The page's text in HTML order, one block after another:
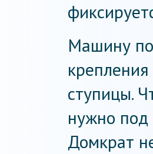
Машину
ступицы.
нужно под
Домкрат